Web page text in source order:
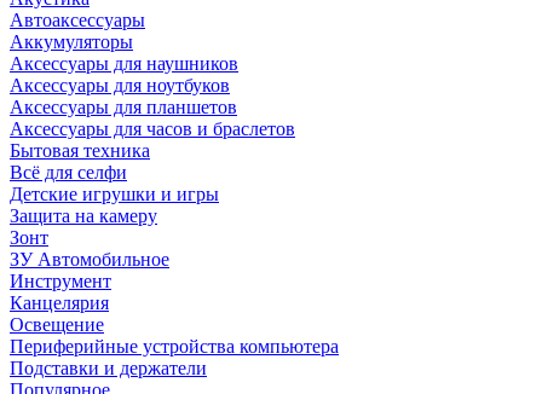
Автоаксессуары
Аккумуляторы
Аксессуары для наушников
Аксессуары для ноутбуков
Аксессуары для планшетов
Аксессуары для часов и браслетов
Бытовая техника
Всё для селфи
Детские игрушки и игры
Защита на камеру
Зонт
ЗУ Автомобильное
Инструмент
Канцелярия
Освещение
Периферийные устройства компьютера
Подставки и держатели
Популярное